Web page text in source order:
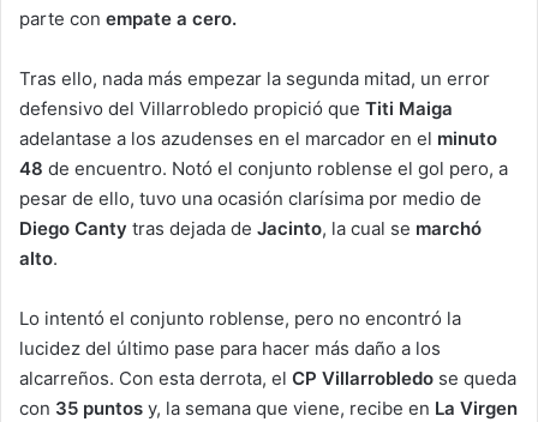
parte con empate a cero.
Tras ello, nada más empezar la segunda mitad, un error
defensivo del Villarrobledo propició que Titi Maiga
adelantase a los azudenses en el marcador en el minuto
48 de encuentro. Notó el conjunto roblense el gol pero, a
pesar de ello, tuvo una ocasión clarísima por medio de
Diego Canty tras dejada de Jacinto, la cual se marchó
alto.
Lo intentó el conjunto roblense, pero no encontró la
lucidez del último pase para hacer más daño a los
alcarreños. Con esta derrota, el CP Villarrobledo se queda
con 35 puntos y, la semana que viene, recibe en La Virgen